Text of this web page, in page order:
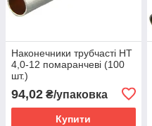
Наконечники трубчасті НТ
4,0-12 помаранчеві (100
шт.)
94,02 ₴/упаковка
Купити